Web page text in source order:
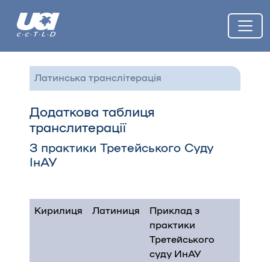
Латинська транслітерація
Додаткова таблиця
транслитерації
З практики Третейського Суду
ІнАУ
Кирилиця Латиниця
Приклад з
практики
Третейського
суду ИнАУ